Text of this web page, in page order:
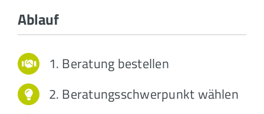
Ablauf
1. Beratung bestellen
2. Beratungsschwerpunkt wählen